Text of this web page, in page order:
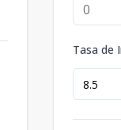
Tasa de